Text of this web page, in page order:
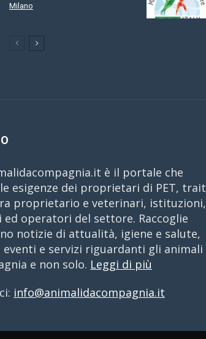
Milano
è il portale che
esigenze dei proprietari di PET, trait
proprietario e veterinari, istituzioni,
ed operatori del settore. Raccoglie
notizie di attualità, igiene e salute,
eventi e servizi riguardanti gli animali
e non solo. Leggi di più
info@animalidacompagnia.it